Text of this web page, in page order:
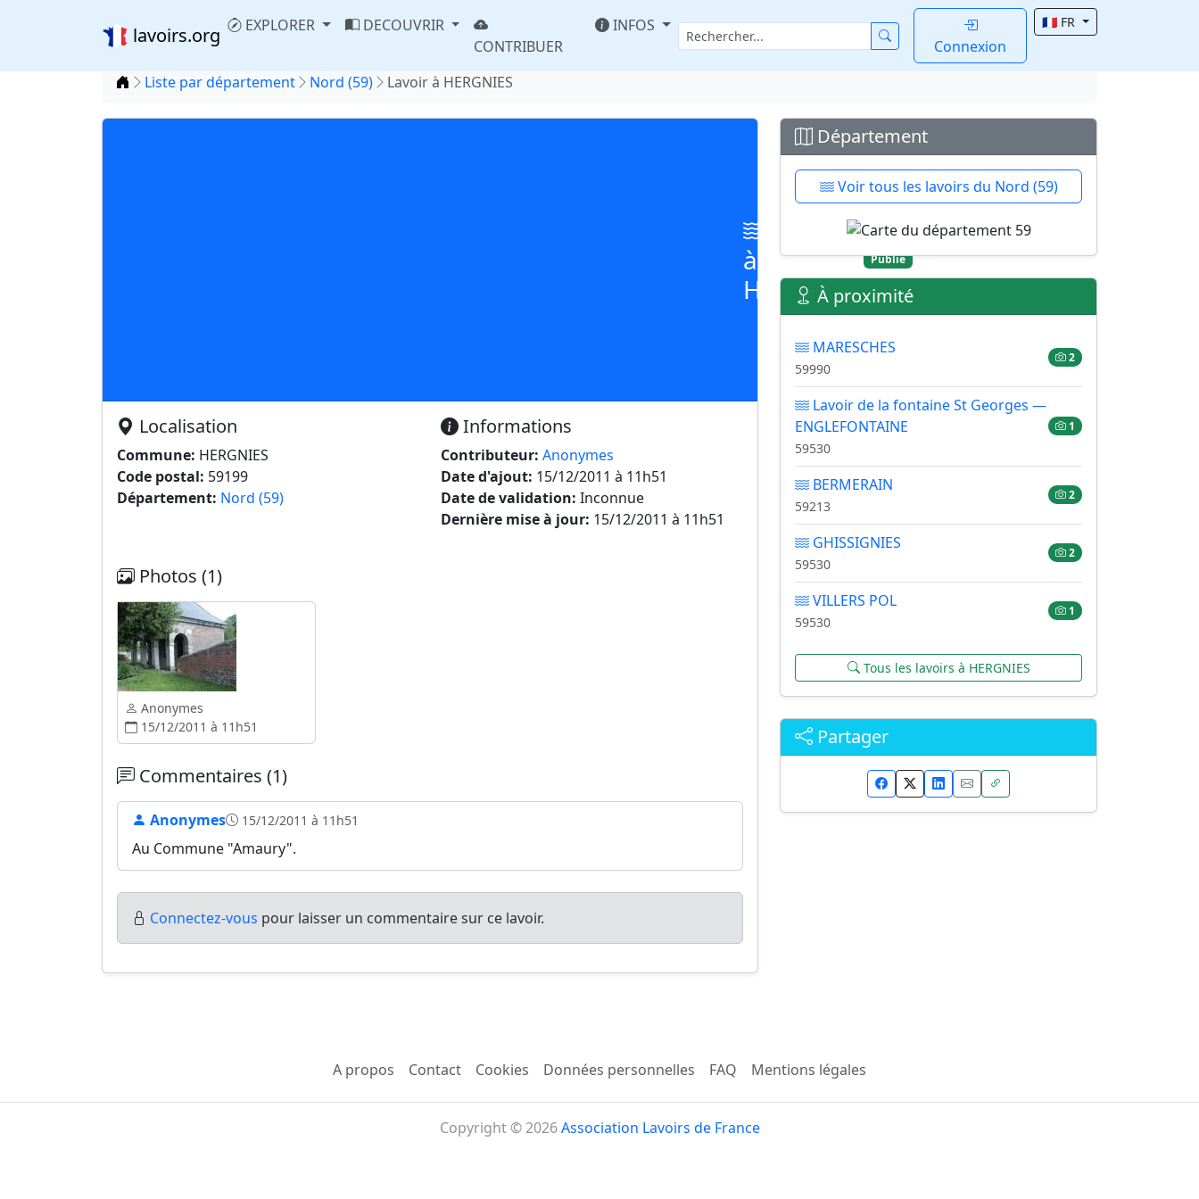
lavoirs.org EXPLORER
DECOUVRIR
CONTRIBUER
INFOS
Connexion
🇫🇷 FR
Accueil
Liste par département Nord (59) Lavoir à HERGNIES
à
HERGNIES
Publié
Localisation
Commune: HERGNIES
Code postal: 59199
Département: Nord (59)
Informations
Contributeur: Anonymes
Date d'ajout: 15/12/2011 à 11h51
Date de validation: Inconnue
Dernière mise à jour: 15/12/2011 à 11h51
Photos (1)
Anonymes
15/12/2011 à 11h51
Commentaires (1)
Anonymes 15/12/2011 à 11h51
Au Commune "Amaury".
Connectez-vous pour laisser un commentaire sur ce lavoir.
Département
Voir tous les lavoirs du Nord (59)
À proximité
MARESCHES
59990
2
Lavoir de la fontaine St Georges —
ENGLEFONTAINE
59530
1
BERMERAIN
59213
2
GHISSIGNIES
59530
2
VILLERS POL
59530
1
Tous les lavoirs à HERGNIES
Partager
A propos Contact Cookies Données personnelles FAQ Mentions légales
Copyright © 2026Association Lavoirs de France